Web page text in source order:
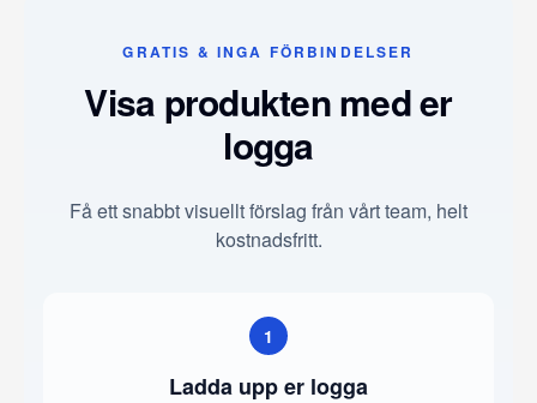
GRATIS & INGA FÖRBINDELSER
Visa produkten med er
logga
Få ett snabbt visuellt förslag från vårt team, helt
kostnadsfritt.
1
Ladda upp er logga